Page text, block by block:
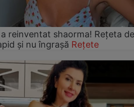
reinventat shaorma! Rețeta de
și nu îngrașă Rețete